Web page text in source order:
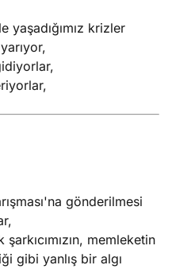
yaşadığımız krizler
gönderilmesi
memleketin
gibi yanlış bir algı